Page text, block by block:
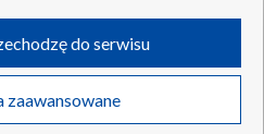
Kanały
S.A. w likwidacji
odwiedzania przez Ciebie
takie jak adresy IP, identyfikatory
zaawansowane
do serwisu